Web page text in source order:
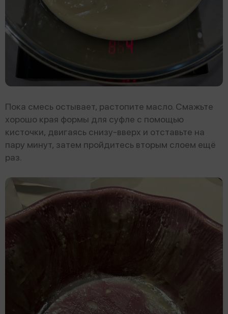
Пока смесь остывает, растопите масло. Смажьте
хорошо края формы для суфле с помощью
кисточки, двигаясь снизу-вверх и отставьте на
пару минут, затем пройдитесь вторым слоем ещё
раз.